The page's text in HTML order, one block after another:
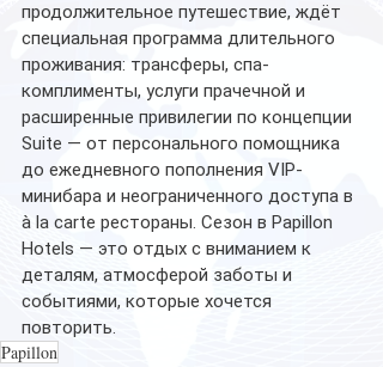
продолжительное путешествие, ждёт
специальная программа длительного
проживания: трансферы, спа-
комплименты, услуги прачечной и
расширенные привилегии по концепции
Suite — от персонального помощника
до ежедневного пополнения VIP-
минибара и неограниченного доступа в
à la carte рестораны. Сезон в Papillon
Hotels — это отдых с вниманием к
деталям, атмосферой заботы и
событиями, которые хочется
повторить.
Papillon